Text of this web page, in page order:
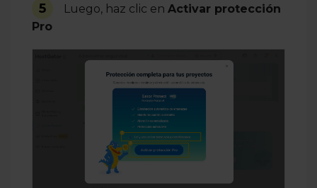
5 Luego, haz clic en Activar protección
Pro